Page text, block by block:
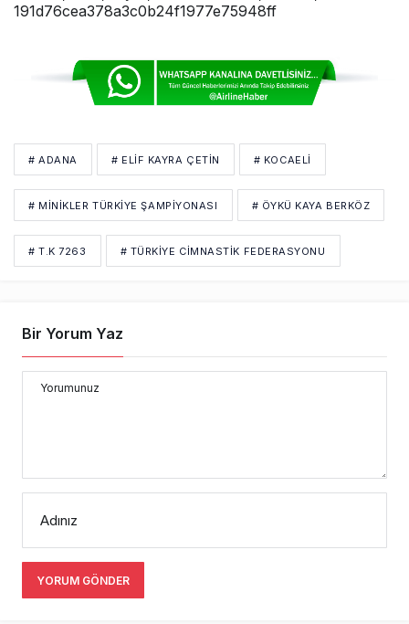
# ADANA # ELIF KAYRA ÇETIN # KOCAELI
# MINIKLER TÜRKIYE ŞAMPIYONASI # ÖYKÜ KAYA BERKÖZ
# T.K 7263 # TÜRKIYE CIMNASTIK FEDERASYONU
Bir Yorum Yaz
Yorumunuz
Adınız
YORUM GÖNDER